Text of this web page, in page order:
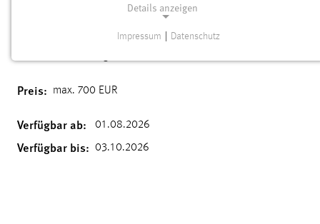
Preis: max. 700 EUR
Verfügbar ab: 01.08.2026
Verfügbar bis: 03.10.2026
Details anzeigen
Funktionen und sind für die einwandfreie Funktion der
Einverständnis
Impressum Datenschutz